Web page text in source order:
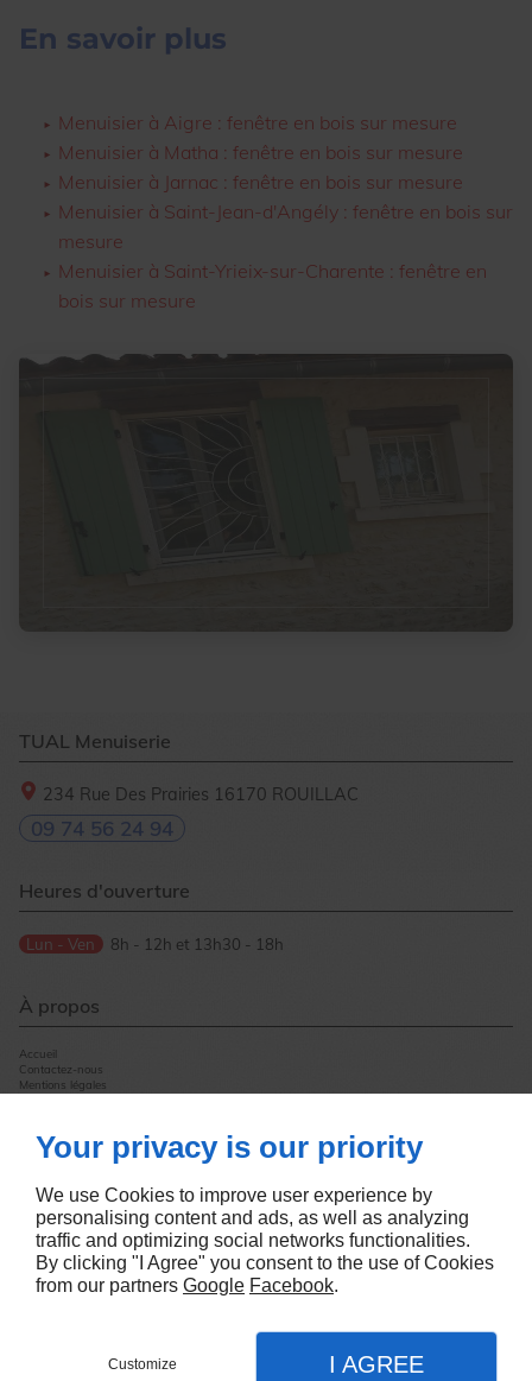
En savoir plus
Menuisier à Aigre : fenêtre en bois sur mesure
Menuisier à Matha : fenêtre en bois sur mesure
Menuisier à Jarnac : fenêtre en bois sur mesure
Menuisier à Saint-Jean-d'Angély : fenêtre en bois sur
mesure
Menuisier à Saint-Yrieix-sur-Charente : fenêtre en
bois sur mesure
TUAL Menuiserie
234 Rue Des Prairies 16170 ROUILLAC
09 74 56 24 94
Heures d'ouverture
Lun - Ven 8h - 12h et 13h30 - 18h
À propos
Accueil
Contactez-nous
Mentions légales
Suivez-nous
Création de sites internet
Your privacy is our priority
We use Cookies to improve user experience by
personalising content and ads, as well as analyzing
traffic and optimizing social networks functionalities.
By clicking "I Agree" you consent to the use of Cookies
from our partners Google Facebook.
Customize I AGREE